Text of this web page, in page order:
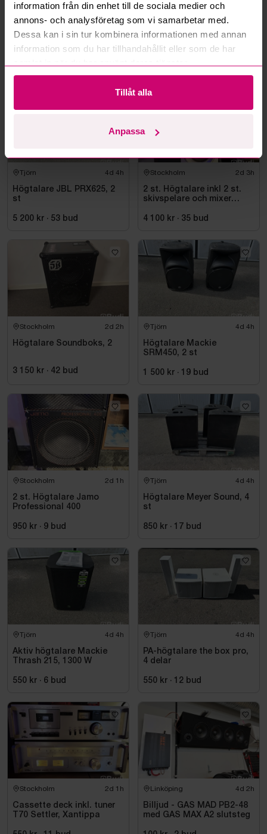
information från din enhet till de sociala medier och
annons- och analysföretag som vi samarbetar med.
Dessa kan i sin tur kombinera informationen med annan
information som du har tillhandahållit eller som de har
Tillåt alla
Anpassa
Läs fler frågor och svar
Tjörn 4d 4h
Högtalare JBL PRX625, 2
st
5 200 kr · 53 bud
Stockholm 2d 3h
2 st. Högtalare inkl 2 st.
skivspelare och mixer
4 100 kr · 35 bud
Stockholm 2d 2h
Högtalare Soundboks, 2
3 150 kr · 42 bud
Tjörn 4d 4h
Högtalare Mackie
SRM450, 2 st
1 500 kr · 19 bud
Stockholm 2d 1h
2 st. Högtalare Jamo
Professional 400
950 kr · 9 bud
Tjörn 4d 4h
Högtalare Meyer Sound, 4
st
850 kr · 17 bud
Tjörn 4d 4h
Aktiv högtalare Mackie
Thrash 215, 1300 W
550 kr · 6 bud
Tjörn 4d 4h
PA-högtalare the box pro,
4 delar
550 kr · 12 bud
Stockholm 2d 1h
Cassette deck inkl. tuner
T70 Settler, Xantippa
Linköping 4d 2h
Billjud - GAS MAD PB2-48
med GAS MAX A2 slutsteg